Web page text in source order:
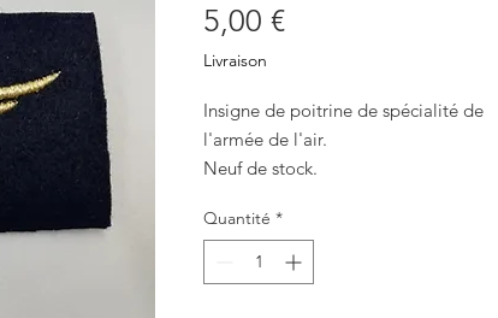
5,00 €Prix
Livraison
Insigne de poitrine de spécialité de
l'armée de l'air.
Neuf de stock.
Quantité *